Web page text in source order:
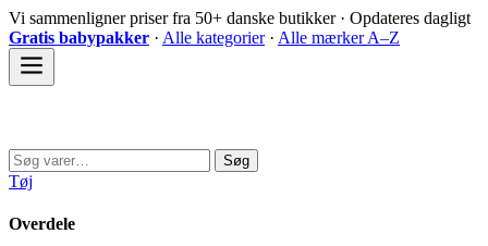
Spring
til
indhold
Vi sammenligner priser fra 50+ danske butikker · Opdateres dagligt
Gratis babypakker · Alle kategorier· Alle mærker A–Z
Søg
efter:
Søg
Tøj
Overdele